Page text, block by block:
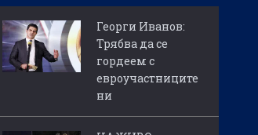
Георги Иванов:
Трябва да се
гордеем с
евроучастниците
ни